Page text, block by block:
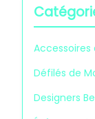
Accessoires
Défilés de
Designers